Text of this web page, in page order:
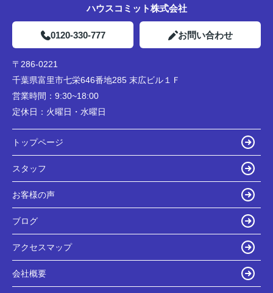
ハウスコミット株式会社
0120-330-777 お問い合わせ
〒286-0221
千葉県富里市七栄646番地285 末広ビル１Ｆ
営業時間： 9:30~18:00
定休日： 火曜日・水曜日
トップページ
スタッフ
お客様の声
ブログ
アクセスマップ
会社概要